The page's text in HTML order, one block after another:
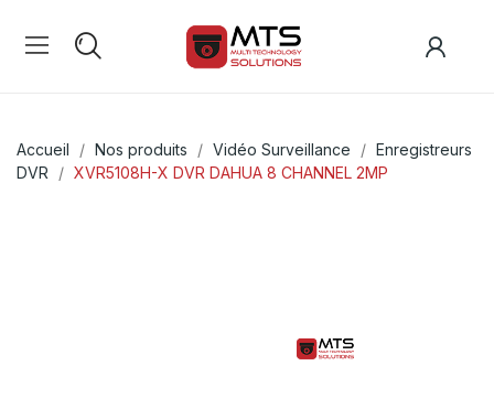
Accueil Nos produits Vidéo Surveillance
Enregistreurs
DVR
XVR5108H-X DVR DAHUA 8 CHANNEL 2MP